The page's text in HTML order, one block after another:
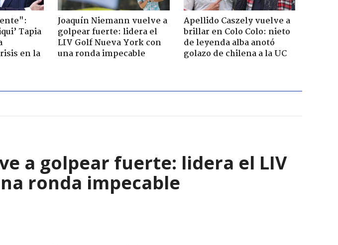
Tapia
en la
Joaquín Niemann vuelve a
golpear fuerte: lidera el
LIV Golf Nueva York con
una ronda impecable
Apellido Caszely vuelve a
brillar en Colo Colo: nieto
de leyenda alba anotó
golazo de chilena a la UC
a golpear fuerte: lidera el LIV
ronda impecable